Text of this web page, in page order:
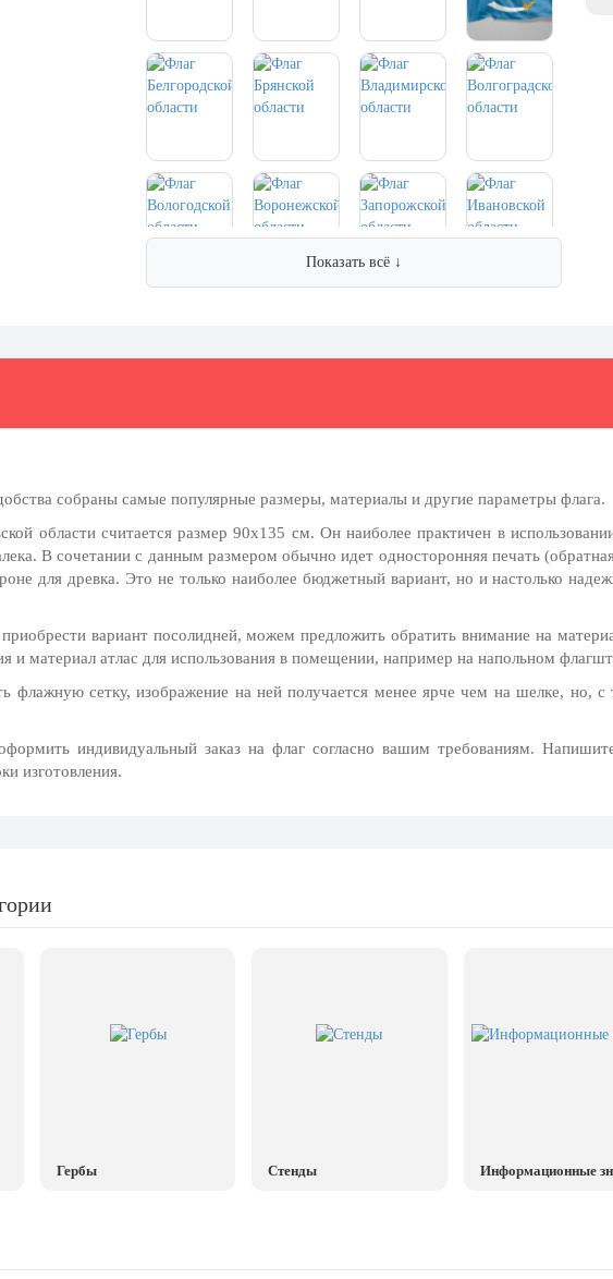
Показать всё ↓
собраны самые популярные размеры, материалы и другие параметры флага.
области считается размер 90x135 см. Он наиболее практичен в
В сочетании с данным размером обычно идет односторонняя печать
для древка. Это не только наиболее бюджетный вариант, но и настолько
вариант посолидней, можем предложить обратить внимание на
и материал атлас для использования в помещении, например на напольном
сетку, изображение на ней получается менее ярче чем на шелке, но, с
индивидуальный заказ на флаг согласно вашим требованиям.
изготовления.
Гербы Стенды Информационные